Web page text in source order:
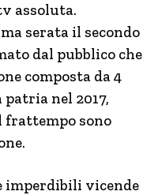
assoluta.
serata il secondo
dal pubblico che
composta da 4
nel 2017,
frattempo sono
imperdibili vicende